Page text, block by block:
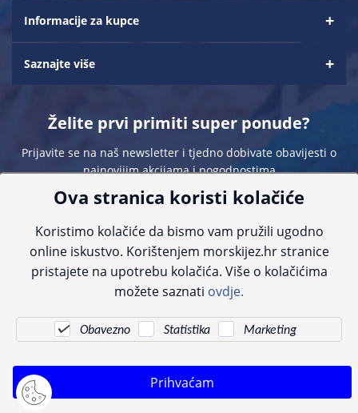
Informacije za kupce
Saznajte više
Želite prvi primiti super ponude?
Prijavite se na naš newsletter i tjedno dobivate obavijesti o
najnovijim akcijama i pogodnostima
Sve navedene cijene sadrže PDV. Pokušavamo osigurati što preciznije
informacije, ali zbog tehnoloških ograničenja ne možemo garantirati potpunu
kontaktirajte nas putem telefona:+385 23 231 761ili e-maila:info@morskijez.hr
Ova stranica koristi kolačiće
Koristimo kolačiće da bismo vam pružili ugodno
online iskustvo. Korištenjem morskijez.hr stranice
pristajete na upotrebu kolačića. Više o kolačićima
možete saznati ovdje.
Obavezno Statistika Marketing
Prihvaćam